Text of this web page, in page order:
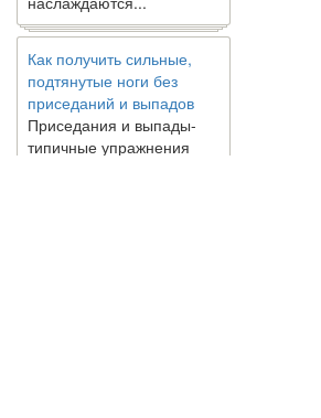
Как получить сильные,
подтянутые ноги без
приседаний и выпадов
Приседания и выпады-
типичные упражнения
для укрепления мышц